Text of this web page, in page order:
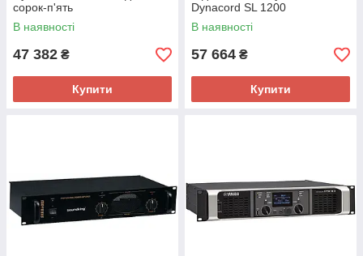
сорок-п'ять
В наявності
47 382 ₴
Купити
Dynacord SL 1200
В наявності
57 664 ₴
Купити